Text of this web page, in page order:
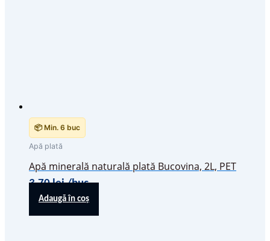
📦 Min. 6 buc
Apă plată
Apă minerală naturală plată Bucovina, 2L, PET
3,70lei/buc
Adaugă în coș